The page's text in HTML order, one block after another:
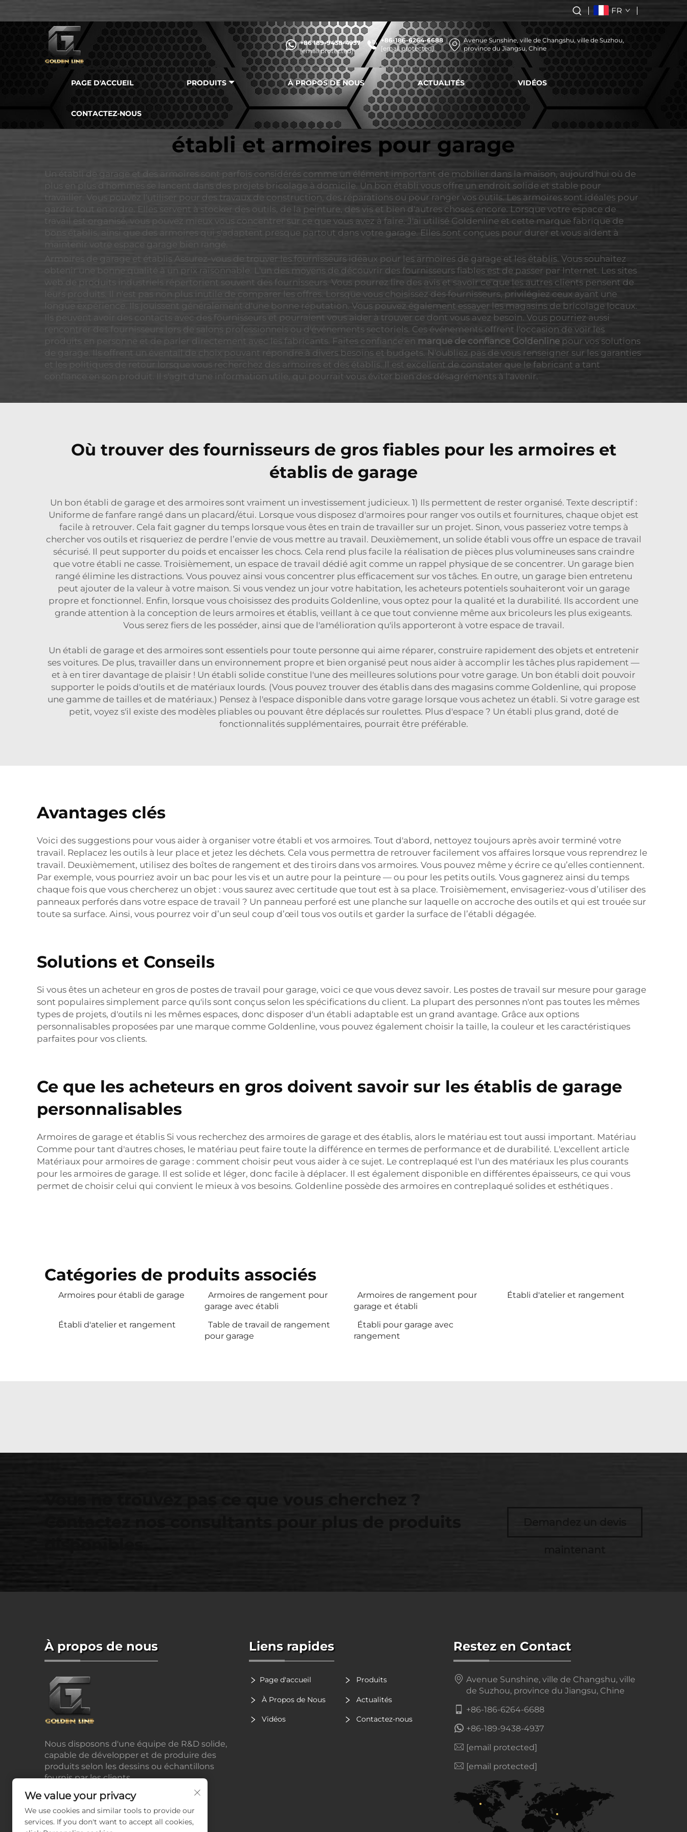
FR
+86 189-9438-4937
[email protected]
+86-186-6264-6688
[email protected]
Avenue Sunshine, ville de Changshu, ville de Suzhou,
province du Jiangsu, Chine
PAGE D'ACCUEIL PRODUITS À PROPOS DE NOUS ACTUALITÉS VIDÉOS
CONTACTEZ-NOUS
établi et armoires pour garage
Un établi de garage et des armoires sont parfois considérés comme un élément important de mobilier dans la maison, aujourd'hui où de
plus en plus d'hommes se lancent dans des projets bricolage à domicile. Un bon établi vous offre un endroit solide et stable pour
travailler. Vous pouvez l'utiliser pour des travaux de construction, des réparations ou pour ranger vos outils. Les armoires sont idéales pour
garder tout en ordre. Elles servent à stocker des outils, de la peinture, des vis et bien d'autres choses encore. Lorsque votre espace de
travail est organisé, vous pouvez mieux vous concentrer sur ce que vous avez à faire. J'ai utilisé Goldenline et cette marque fabrique de
bons établis, ainsi que des armoires qui s'adaptent presque partout dans votre garage. Elles sont conçues pour durer et vous aident à
maintenir votre espace garage bien rangé.
Armoires de garage et établis Assurez-vous de trouver les fournisseurs idéaux pour les armoires de garage et les établis. Vous souhaitez
obtenir une bonne qualité à un prix raisonnable. L'un des moyens de découvrir des fournisseurs fiables est de passer par Internet. Les sites
web de produits industriels répertorient souvent des fournisseurs. Vous pourrez lire des avis et savoir ce que les autres clients pensent de
leurs produits. Il n'est pas non plus inutile de comparer les offres. Lorsque vous choisissez des fournisseurs, privilégiez ceux ayant une
longue expérience. Ils jouissent généralement d'une bonne réputation. Vous pouvez également essayer les magasins de bricolage locaux.
Ils peuvent avoir des contacts avec des fournisseurs et pourraient vous aider à trouver ce dont vous avez besoin. Vous pourriez aussi
rencontrer des fournisseurs lors de salons professionnels ou d'événements sectoriels. Ces événements offrent l'occasion de voir les
produits en personne et de parler directement avec les fabricants. Faites confiance en marque de confiance Goldenline pour vos solutions
de garage. Ils offrent un éventail de choix pouvant répondre à divers besoins et budgets. N'oubliez pas de vous renseigner sur les garanties
et les politiques de retour lorsque vous recherchez des armoires et des établis. Il est excellent de constater que le fabricant a tant
confiance en son produit. Il s'agit d'une information utile, qui pourrait vous éviter bien des désagréments à l'avenir.
Où trouver des fournisseurs de gros fiables pour les armoires et
établis de garage
Un bon établi de garage et des armoires sont vraiment un investissement judicieux. 1) Ils permettent de rester organisé. Texte descriptif :
Uniforme de fanfare rangé dans un placard/étui. Lorsque vous disposez d'armoires pour ranger vos outils et fournitures, chaque objet est
facile à retrouver. Cela fait gagner du temps lorsque vous êtes en train de travailler sur un projet. Sinon, vous passeriez votre temps à
chercher vos outils et risqueriez de perdre l’envie de vous mettre au travail. Deuxièmement, un solide établi vous offre un espace de travail
sécurisé. Il peut supporter du poids et encaisser les chocs. Cela rend plus facile la réalisation de pièces plus volumineuses sans craindre
que votre établi ne casse. Troisièmement, un espace de travail dédié agit comme un rappel physique de se concentrer. Un garage bien
rangé élimine les distractions. Vous pouvez ainsi vous concentrer plus efficacement sur vos tâches. En outre, un garage bien entretenu
peut ajouter de la valeur à votre maison. Si vous vendez un jour votre habitation, les acheteurs potentiels souhaiteront voir un garage
propre et fonctionnel. Enfin, lorsque vous choisissez des produits Goldenline, vous optez pour la qualité et la durabilité. Ils accordent une
grande attention à la conception de leurs armoires et établis, veillant à ce que tout convienne même aux bricoleurs les plus exigeants.
Vous serez fiers de les posséder, ainsi que de l'amélioration qu'ils apporteront à votre espace de travail.
Un établi de garage et des armoires sont essentiels pour toute personne qui aime réparer, construire rapidement des objets et entretenir
ses voitures. De plus, travailler dans un environnement propre et bien organisé peut nous aider à accomplir les tâches plus rapidement —
et à en tirer davantage de plaisir ! Un établi solide constitue l'une des meilleures solutions pour votre garage. Un bon établi doit pouvoir
supporter le poids d'outils et de matériaux lourds. (Vous pouvez trouver des établis dans des magasins comme Goldenline, qui propose
une gamme de tailles et de matériaux.) Pensez à l'espace disponible dans votre garage lorsque vous achetez un établi. Si votre garage est
petit, voyez s'il existe des modèles pliables ou pouvant être déplacés sur roulettes. Plus d'espace ? Un établi plus grand, doté de
fonctionnalités supplémentaires, pourrait être préférable.
Avantages clés
Voici des suggestions pour vous aider à organiser votre établi et vos armoires. Tout d'abord, nettoyez toujours après avoir terminé votre
travail. Replacez les outils à leur place et jetez les déchets. Cela vous permettra de retrouver facilement vos affaires lorsque vous reprendrez le
travail. Deuxièmement, utilisez des boîtes de rangement et des tiroirs dans vos armoires. Vous pouvez même y écrire ce qu’elles contiennent.
Par exemple, vous pourriez avoir un bac pour les vis et un autre pour la peinture — ou pour les petits outils. Vous gagnerez ainsi du temps
chaque fois que vous chercherez un objet : vous saurez avec certitude que tout est à sa place. Troisièmement, envisageriez-vous d’utiliser des
panneaux perforés dans votre espace de travail ? Un panneau perforé est une planche sur laquelle on accroche des outils et qui est trouée sur
toute sa surface. Ainsi, vous pourrez voir d’un seul coup d’œil tous vos outils et garder la surface de l’établi dégagée.
Solutions et Conseils
Si vous êtes un acheteur en gros de postes de travail pour garage, voici ce que vous devez savoir. Les postes de travail sur mesure pour garage
sont populaires simplement parce qu'ils sont conçus selon les spécifications du client. La plupart des personnes n'ont pas toutes les mêmes
types de projets, d'outils ni les mêmes espaces, donc disposer d'un établi adaptable est un grand avantage. Grâce aux options
personnalisables proposées par une marque comme Goldenline, vous pouvez également choisir la taille, la couleur et les caractéristiques
parfaites pour vos clients.
Ce que les acheteurs en gros doivent savoir sur les établis de garage
personnalisables
Armoires de garage et établis Si vous recherchez des armoires de garage et des établis, alors le matériau est tout aussi important. Matériau
Comme pour tant d'autres choses, le matériau peut faire toute la différence en termes de performance et de durabilité. L'excellent article
Matériaux pour armoires de garage : comment choisir peut vous aider à ce sujet. Le contreplaqué est l'un des matériaux les plus courants
pour les armoires de garage. Il est solide et léger, donc facile à déplacer. Il est également disponible en différentes épaisseurs, ce qui vous
permet de choisir celui qui convient le mieux à vos besoins. Goldenline possède des armoires en contreplaqué solides et esthétiques .
Catégories de produits associés
Armoires pour établi de garage
Armoires de rangement pour
garage avec établi
Armoires de rangement pour
garage et établi
Établi d'atelier et rangement
Établi d'atelier et rangement
Table de travail de rangement
pour garage
Établi pour garage avec
rangement
Vous ne trouvez pas ce que vous cherchez ?
Contactez nos consultants pour plus de produits
maintenant
À propos de nous
Nous disposons d'une équipe de R&D solide,
capable de développer et de produire des
produits selon les dessins ou échantillons
fournis par les clients.
Liens rapides
Page d'accueil Produits
À Propos de Nous Actualités
Vidéos Contactez-nous
Restez en Contact
Avenue Sunshine, ville de Changshu, ville
de Suzhou, province du Jiangsu, Chine
+86-186-6264-6688
+86-189-9438-4937
[email protected]
[email protected]
We value your privacy
We use cookies and similar tools to provide our
services. If you don't want to accept all cookies,